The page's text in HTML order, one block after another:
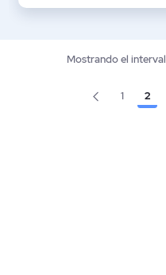
Mostrando el
Página
1 2